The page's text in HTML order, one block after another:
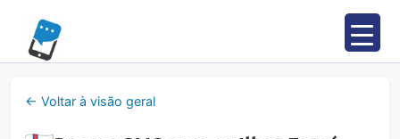
← Voltar à visão geral